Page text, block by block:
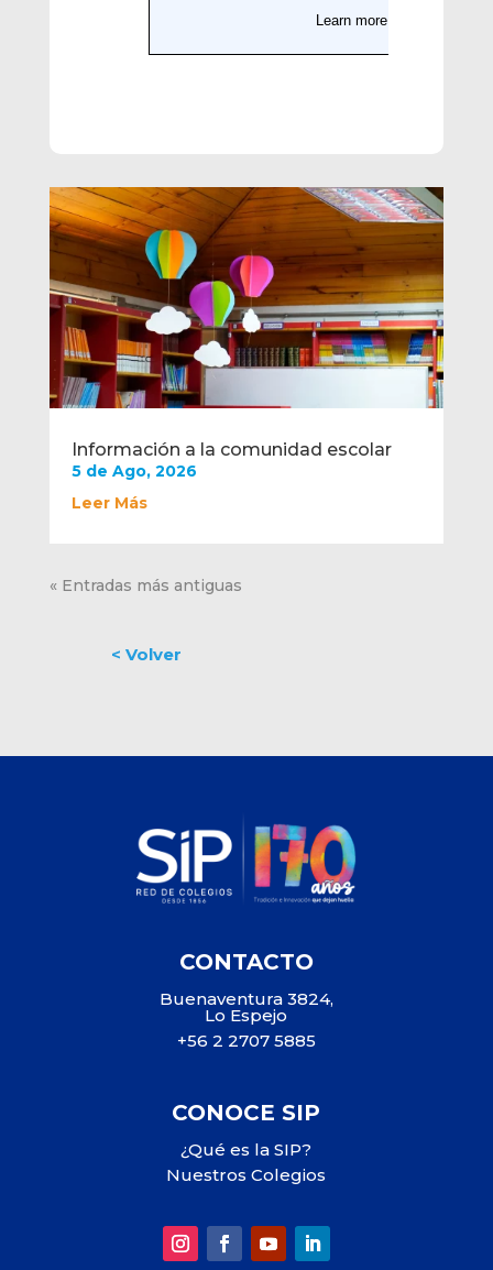
Información a la comunidad escolar
5 de Ago, 2026
Leer Más
« Entradas más antiguas
CONTACTO
Buenaventura 3824,
Lo Espejo
+56 2 2707 5885
CONOCE SIP
¿Qué es la SIP?
Nuestros Colegios